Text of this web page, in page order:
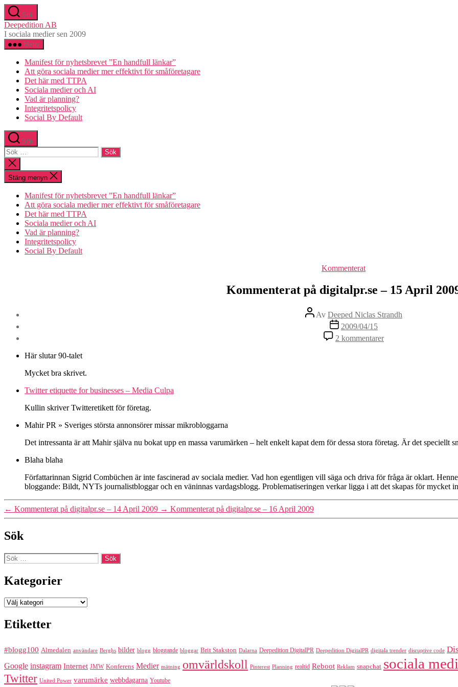
Hoppa
till
innehåll
Sök
Deepedition AB
I sociala medier sen 2009
Meny
Manifest för nyhetsbrevet ”En handfull länkar”
Att göra sociala medier mer effektivt för småföretagare
Det här med TTPA
Sociala medier och AI
Vad är planning?
Integritetspolicy
Social By Default
Sök
Sök
efter:
Stäng
sökningen
Stäng menyn
Manifest för nyhetsbrevet ”En handfull länkar”
Att göra sociala medier mer effektivt för småföretagare
Det här med TTPA
Sociala medier och AI
Vad är planning?
Integritetspolicy
Social By Default
Kategorier
Kommenterat
Kommenterat på digitalpr.se – 15 April
Inläggsförfattare
Av Deeped Niclas Strandh
Inläggsdatum
2009/04/15
2 kommentarertill
Kommenterat
Här slutar 90-talet
Mycket bra skrivet.
Twitter etiquette for businesses – Media Culpa
Kullin skriver Twitteretikett för företag.
Mahir PR » Sveriges största annonsörer missar mikrobloggarna
Det intressanta är att Mahir själva nu bokat upp en massa varumärken – helt enkelt kapat dem för dessa stora företag. Är det speciellt
Blaha blaha
Författarinnan Sigrid Combüchen är inte fascinerad av sociala medier. Vad hon egentligen vill säga och driva för fråga är oklart.
bloggande: Bildt, NYTs journalistbloggar och en väninnas vardagsblogg. Problematiseringen verkar ligga i att det skapas för mycket
← Kommenterat på digitalpr.se – 14 April 2009 → Kommenterat på digitalpr.se – 16 April 2009
Sök
Sök
efter:
Kategorier
Kategorier
Etiketter
#blogg100 Almedalen användare Berghs bilder blogg bloggande bloggar Brit Stakston Dalarna Deepedition DigitalPR Deepedition DigitalPR digitala trender disruptive code
Google instagram Internet JMW Konferens Medier mätning omvärldskoll Pinterest Planning realtid Reboot Reklam snapchat sociala
Twitter United Power varumärke webbdagarna Youtube